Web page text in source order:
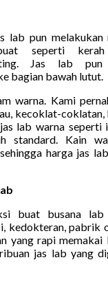
lab pun
seperti kerah
Jas lab
bagian bawah lutut.
warna. Kami
kecoklat-coklatan,
lab warna seperti
standard. Kain
harga jas
buat busana
kedokteran, pabrik
yang rapi memakai
jas lab yang